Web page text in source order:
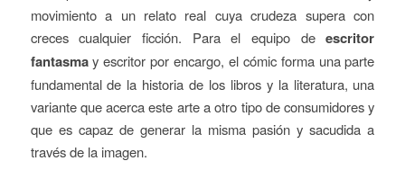
movimiento a un relato real cuya crudeza supera con
creces cualquier ficción. Para el equipo deescritor
fantasmay escritor por encargo, el cómic forma una parte
fundamental de la historia de los libros y la literatura, una
variante que acerca este arte a otro tipo de consumidores y
que es capaz de generar la misma pasión y sacudida a
través de la imagen.